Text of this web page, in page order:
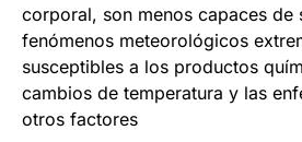
corporal, son menos capaces de
fenómenos meteorológicos
susceptibles a los productos
cambios de temperatura y las
otros factores